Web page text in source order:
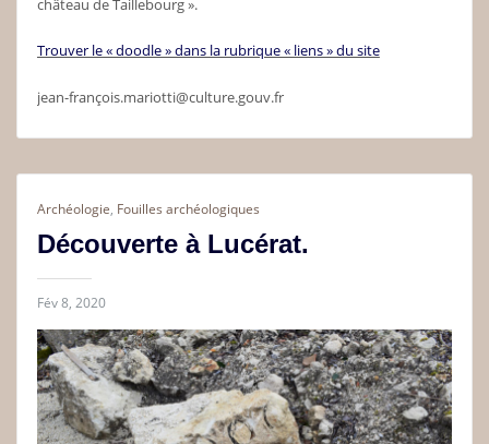
château de Taillebourg ».
Trouver le « doodle » dans la rubrique « liens » du site
jean-françois.mariotti@culture.gouv.fr
Archéologie, Fouilles archéologiques
Découverte à Lucérat.
Fév 8, 2020